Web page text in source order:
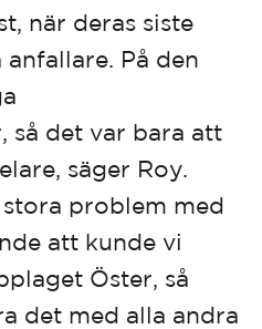
när deras siste
På den
så det var bara att
säger Roy.
problem med
att kunde vi
Öster, så
det med alla andra